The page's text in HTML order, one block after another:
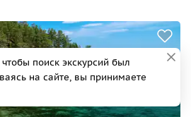
поиск экскурсий был
на сайте, вы принимаете